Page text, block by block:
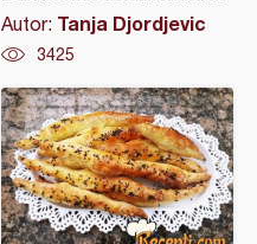
Autor: Tanja Djordjevic
3425